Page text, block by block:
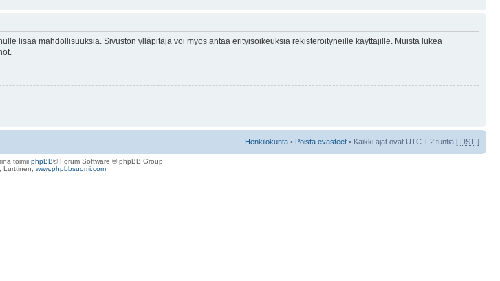
lisää mahdollisuuksia. Sivuston ylläpitäjä voi myös antaa erityisoikeuksia rekisteröityneille käyttäjille. Muista lukea
Henkilökunta • Poista evästeet • Kaikki ajat ovat UTC + 2 tuntia [ DST ]
toimii phpBB® Forum Software © phpBB Group
Lurttinen, www.phpbbsuomi.com